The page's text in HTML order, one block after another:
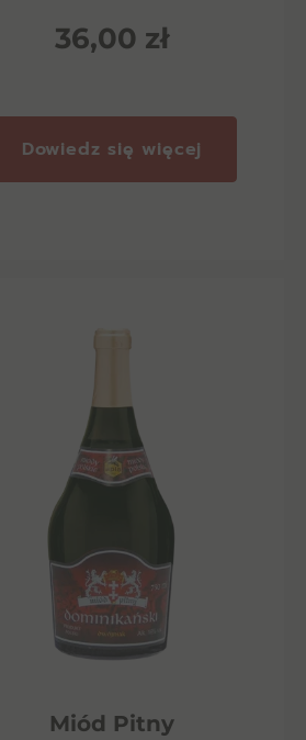
36,00 zł
Dowiedz się więcej
Miód Pitny